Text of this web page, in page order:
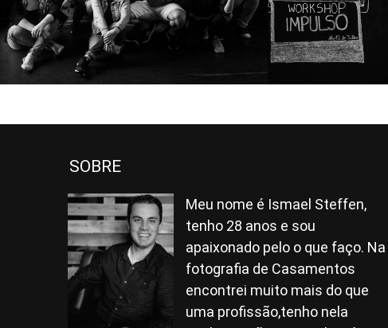
2413
6
SOBRE
Meu nome é Ismael Steffen,
tenho 28 anos e sou
apaixonado pelo o que faço. Na
fotografia de Casamentos
encontrei muito mais do que
uma profissão,tenho nela